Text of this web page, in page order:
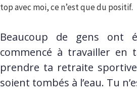
top avec moi, ce n’est que du positif.
Beaucoup de gens ont
commencé à travailler
prendre ta retraite
soient tombés à l’eau. Tu